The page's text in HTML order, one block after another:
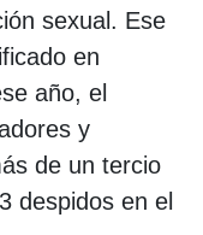
sexual. Ese
en
año, el
y
de un tercio
despidos en el